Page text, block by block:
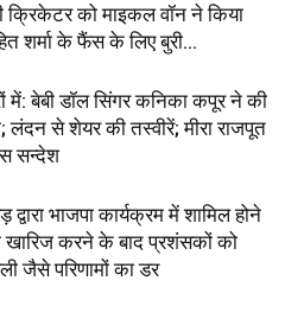
क्रिकेटर को माइकल वॉन ने किया
शर्मा के फैंस के लिए बुरी...
में: बेबी डॉल सिंगर कनिका कपूर ने की
लंदन से शेयर की तस्वीरें; मीरा राजपूत
सन्देश
द्वारा भाजपा कार्यक्रम में शामिल होने
खारिज करने के बाद प्रशंसकों को
जैसे परिणामों का डर